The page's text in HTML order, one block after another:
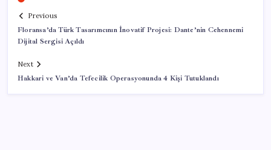
Previous
Floransa’da Türk Tasarımcının İnovatif Projesi: Dante’nin Cehennemi
Dijital Sergisi Açıldı
Next
Hakkari ve Van’da Tefecilik Operasyonunda 4 Kişi Tutuklandı